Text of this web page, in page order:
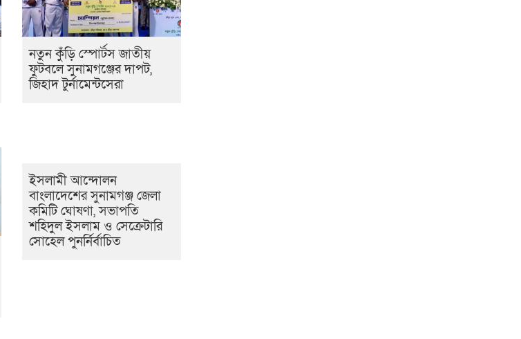
নতুন কুঁড়ি স্পোর্টস জাতীয়
ফুটবলে সুনামগঞ্জের দাপট,
জিহাদ টুর্নামেন্টসেরা
ইসলামী আন্দোলন
বাংলাদেশের সুনামগঞ্জ জেলা
কমিটি ঘোষণা, সভাপতি
শহিদুল ইসলাম ও সেক্রেটারি
সোহেল পুনর্নির্বাচিত